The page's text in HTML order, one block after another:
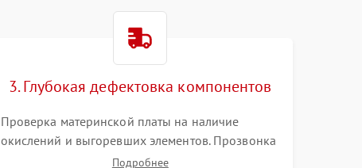
3. Глубокая дефектовка компонентов
Проверка материнской платы на наличие
окислений и выгоревших элементов. Прозвонка
цепей питания, тестирование приводных
Подробнее